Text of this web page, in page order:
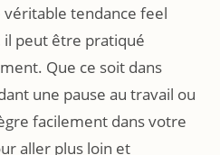
véritable tendance feel
il peut être pratiqué
Que ce soit dans
une pause au travail ou
facilement dans votre
aller plus loin et